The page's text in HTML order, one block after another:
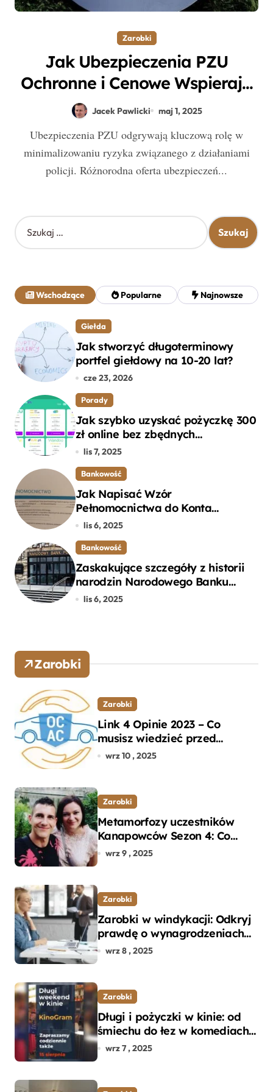
Zarobki
Jak Ubezpieczenia PZU
Ochronne i Cenowe Wspierają
Policję w Codziennej Pracy
Jacek Pawlicki maj 1, 2025
Ubezpieczenia PZU odgrywają kluczową rolę w
minimalizowaniu ryzyka związanego z działaniami
policji. Różnorodna oferta ubezpieczeń...
S
z
j
:
Wschodzące Popularne Najnowsze
Giełda
Jak stworzyć długoterminowy
portfel giełdowy na 10-20 lat?
cze 23, 2026
Porady
Jak szybko uzyskać pożyczkę 300
zł online bez zbędnych
formalności?
lis 7, 2025
Bankowość
Jak Napisać Wzór
Pełnomocnictwa do Konta
Bankowego – Praktyczny
lis 6, 2025
Bankowość
Zaskakujące szczegóły z historii
narodzin Narodowego Banku
Polskiego, o których mogłeś nie
lis 6, 2025
Zarobki
Zarobki
Link 4 Opinie 2023 – Co
musisz wiedzieć przed
wyborem ubezpieczenia OC i
wrz 10 , 2025
Zarobki
Metamorfozy uczestników
Kanapowców Sezon 4: Co
naprawdę zaskoczyło
wrz 9 , 2025
Zarobki
Zarobki w windykacji: Odkryj
prawdę o wynagrodzeniach
specjalistów w branży
wrz 8 , 2025
Zarobki
Długi i pożyczki w kinie: od
śmiechu do łez w komediach i
dramatach
wrz 7 , 2025